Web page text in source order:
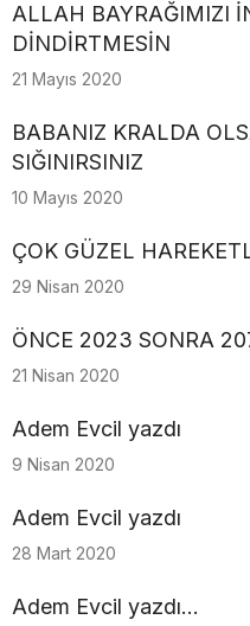
ALLAH BAYRAĞIMIZI
DİNDİRTMESİN
21 Mayıs 2020
BABANIZ KRALDA
SIĞINIRSINIZ
10 Mayıs 2020
ÇOK GÜZEL
29 Nisan 2020
ÖNCE 2023 SONRA
21 Nisan 2020
Adem Evcil yazdı
9 Nisan 2020
Adem Evcil yazdı
28 Mart 2020
Adem Evcil yazdı...